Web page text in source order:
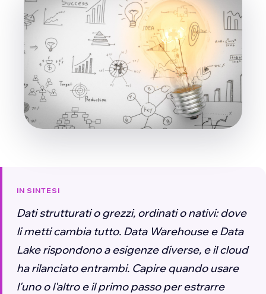
IN SINTESI
Dati strutturati o grezzi, ordinati o nativi: dove
li metti cambia tutto. Data Warehouse e Data
Lake rispondono a esigenze diverse, e il cloud
ha rilanciato entrambi. Capire quando usare
l'uno o l'altro e il primo passo per estrarre